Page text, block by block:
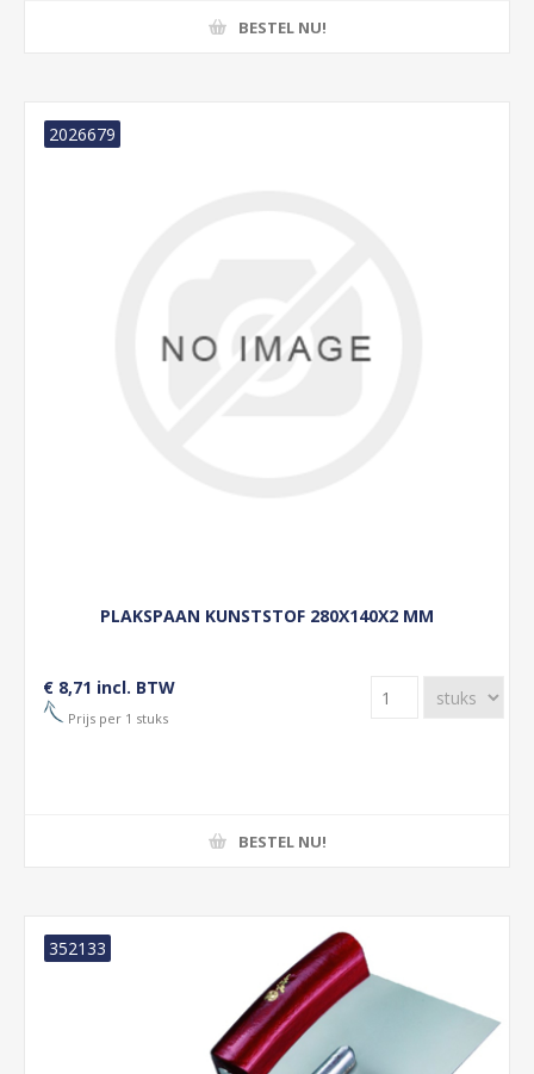
BESTEL NU!
PLAKSPAAN KUNSTSTOF 280X140X2 MM
2026679
€ 8,71 incl. BTW
Prijs per 1 stuks
BESTEL NU!
352133